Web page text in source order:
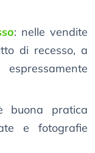
: nelle vendite
di recesso, a
buona pratica
e fotografie